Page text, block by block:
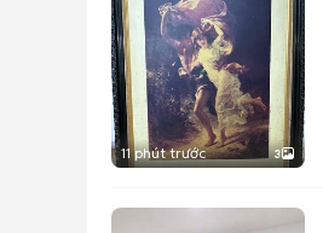
11 phút trước 3